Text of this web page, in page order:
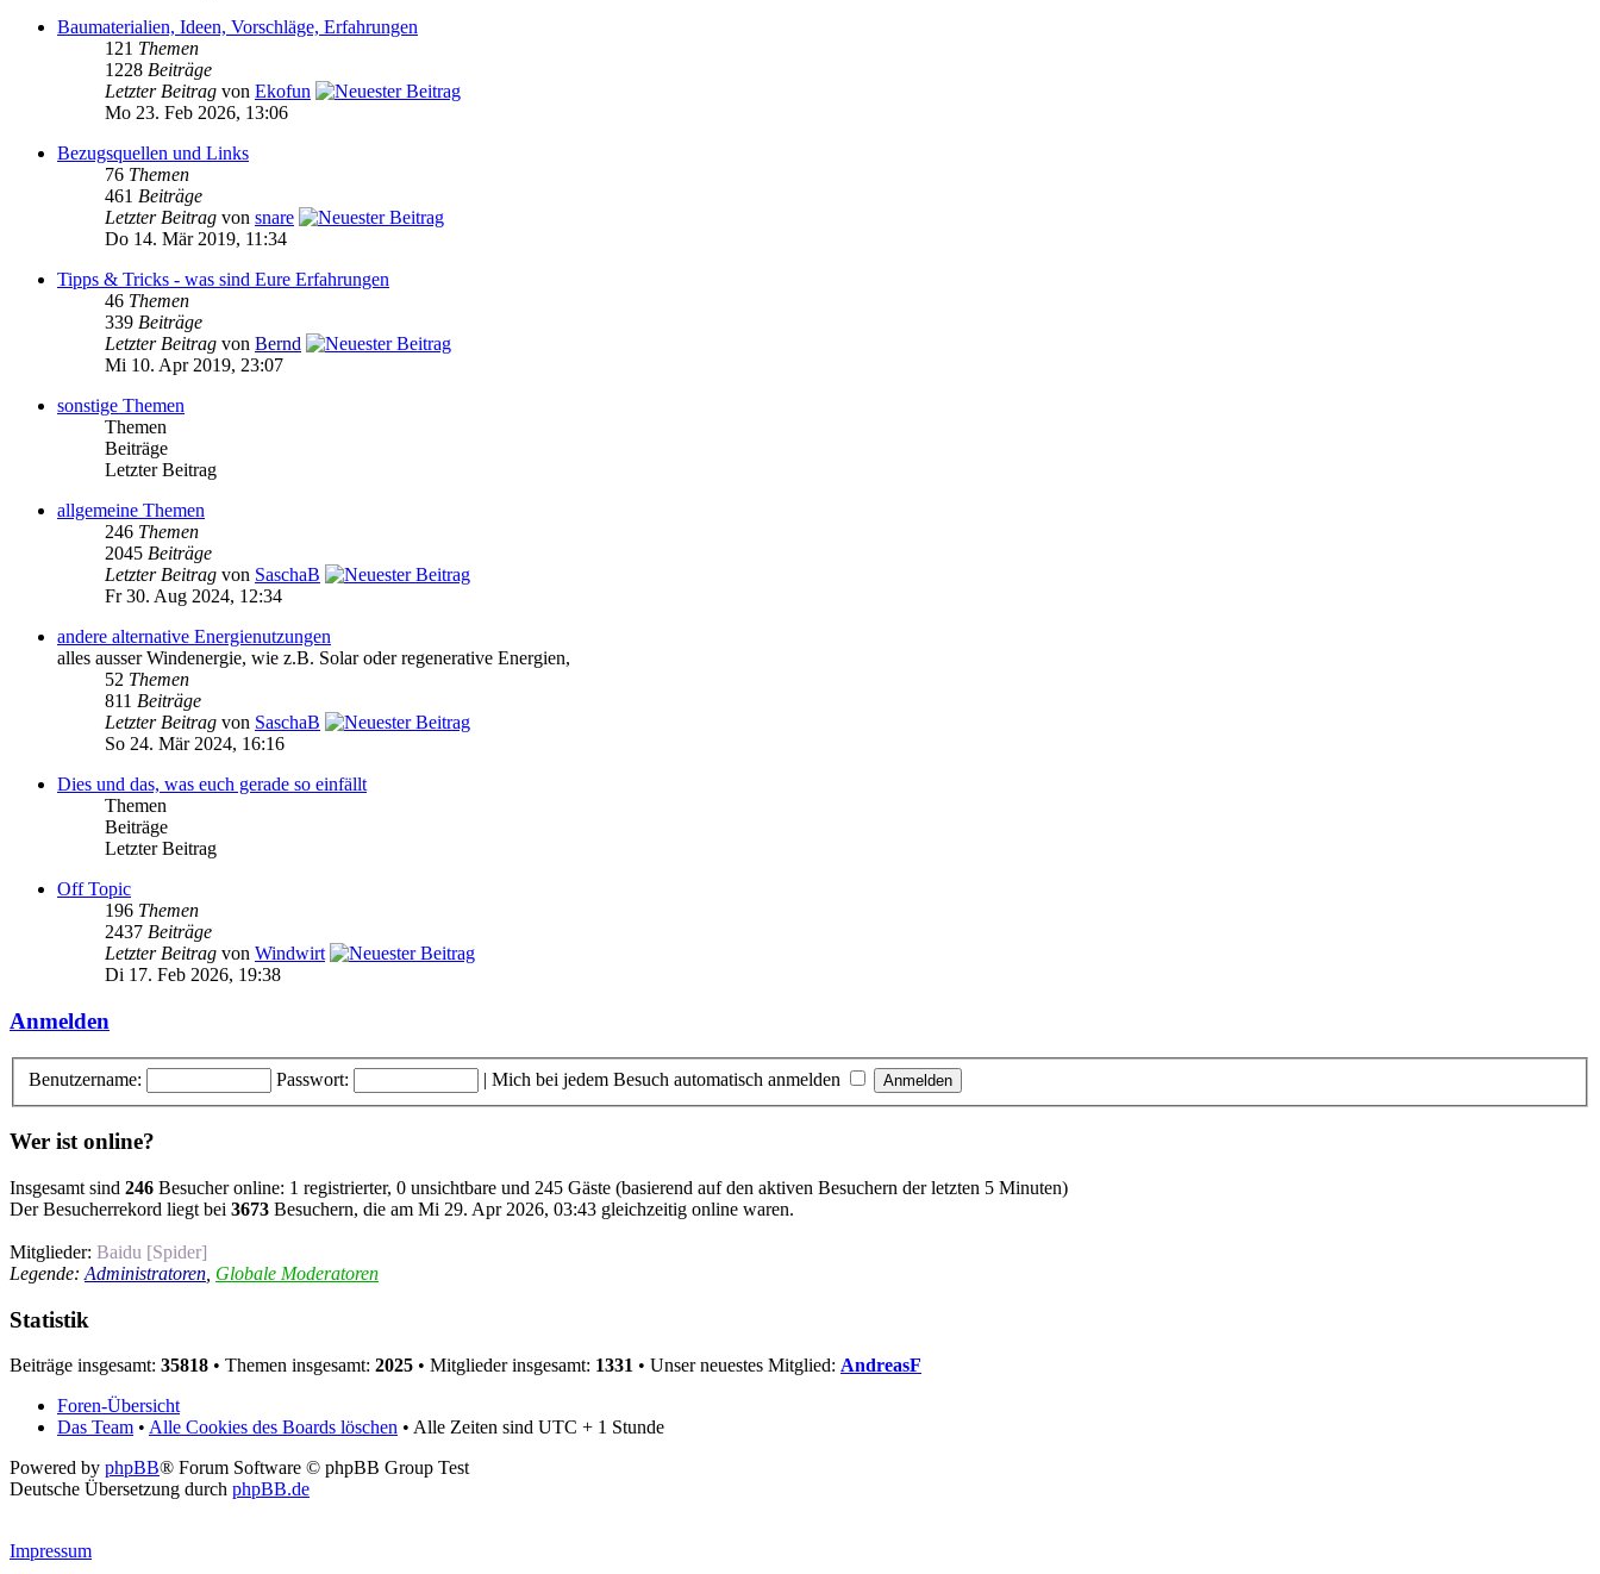
Baumaterialien, Ideen, Vorschläge, Erfahrungen
121 Themen
1228 Beiträge
Letzter Beitrag von Ekofun
Mo 23. Feb 2026, 13:06
Bezugsquellen und Links
76 Themen
461 Beiträge
Letzter Beitrag von snare
Do 14. Mär 2019, 11:34
Tipps & Tricks - was sind Eure Erfahrungen
46 Themen
339 Beiträge
Letzter Beitrag von Bernd
Mi 10. Apr 2019, 23:07
sonstige Themen
Themen
Beiträge
Letzter Beitrag
allgemeine Themen
246 Themen
2045 Beiträge
Letzter Beitrag von SaschaB
Fr 30. Aug 2024, 12:34
andere alternative Energienutzungen
alles ausser Windenergie, wie z.B. Solar oder regenerative Energien,
52 Themen
811 Beiträge
Letzter Beitrag von SaschaB
So 24. Mär 2024, 16:16
Dies und das, was euch gerade so einfällt
Themen
Beiträge
Letzter Beitrag
Off Topic
196 Themen
2437 Beiträge
Letzter Beitrag von Windwirt
Di 17. Feb 2026, 19:38
Anmelden
Benutzername: Passwort: | Mich bei jedem Besuch automatisch anmelden
Wer ist online?
Insgesamt sind 246 Besucher online: 1 registrierter, 0 unsichtbare und 245 Gäste (basierend auf den aktiven Besuchern der letzten 5 Minuten)
Der Besucherrekord liegt bei 3673 Besuchern, die am Mi 29. Apr 2026, 03:43 gleichzeitig online waren.
Mitglieder: Baidu [Spider]
Legende: Administratoren Globale Moderatoren
Statistik
Beiträge insgesamt: 35818 • Themen insgesamt: 2025 • Mitglieder insgesamt: 1331 • Unser neuestes Mitglied: AndreasF
Foren-Übersicht
Das Team • Alle Cookies des Boards löschen • Alle Zeiten sind UTC + 1 Stunde
Powered by phpBB® Forum Software © phpBB Group Test
Deutsche Übersetzung durch phpBB.de
Impressum